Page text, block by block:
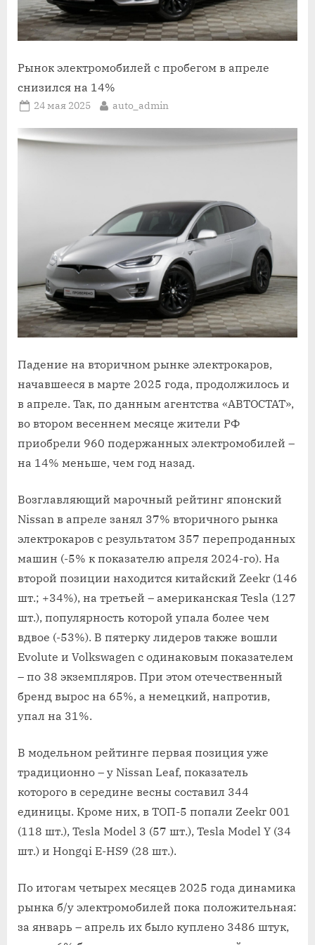
Рынок электромобилей с пробегом в апреле
снизился на 14%
Posted
24 мая 2025 By
auto_admin
Падение на вторичном рынке электрокаров,
начавшееся в марте 2025 года, продолжилось и
в апреле. Так, по данным агентства «АВТОСТАТ»,
во втором весеннем месяце жители РФ
приобрели 960 подержанных электромобилей –
на 14% меньше, чем год назад.
Возглавляющий марочный рейтинг японский
Nissan в апреле занял 37% вторичного рынка
электрокаров с результатом 357 перепроданных
машин (-5% к показателю апреля 2024-го). На
второй позиции находится китайский Zeekr (146
шт.; +34%), на третьей – американская Tesla (127
шт.), популярность которой упала более чем
вдвое (-53%). В пятерку лидеров также вошли
Evolute и Volkswagen с одинаковым показателем
– по 38 экземпляров. При этом отечественный
бренд вырос на 65%, а немецкий, напротив,
упал на 31%.
В модельном рейтинге первая позиция уже
традиционно – у Nissan Leaf, показатель
которого в середине весны составил 344
единицы. Кроме них, в ТОП-5 попали Zeekr 001
(118 шт.), Tesla Model 3 (57 шт.), Tesla Model Y (34
шт.) и Hongqi E-HS9 (28 шт.).
По итогам четырех месяцев 2025 года динамика
рынка б/у электромобилей пока положительная:
за январь – апрель их было куплено 3486 штук,